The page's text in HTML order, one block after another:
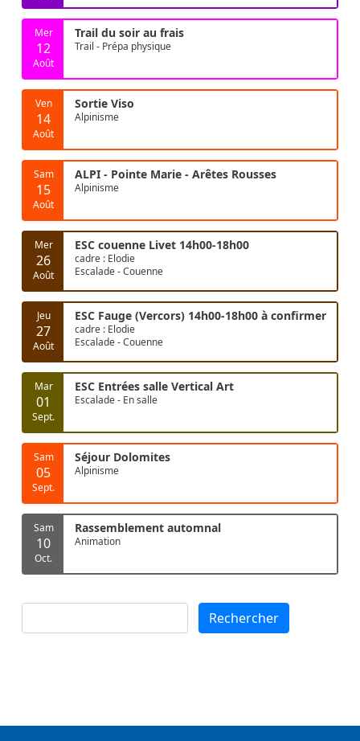
Mer
12
Août
Trail du soir au frais
Trail - Prépa physique
Ven
14
Août
Sortie Viso
Alpinisme
Sam
15
Août
ALPI - Pointe Marie - Arêtes Rousses
Alpinisme
Mer
26
Août
ESC couenne Livet 14h00-18h00
cadre : Elodie
Escalade - Couenne
Jeu
27
Août
ESC Fauge (Vercors) 14h00-18h00 à confirmer
cadre : Elodie
Escalade - Couenne
Mar
01
Sept.
ESC Entrées salle Vertical Art
Escalade - En salle
Sam
05
Sept.
Séjour Dolomites
Alpinisme
Sam
10
Oct.
Rassemblement automnal
Animation
Rechercher Rechercher